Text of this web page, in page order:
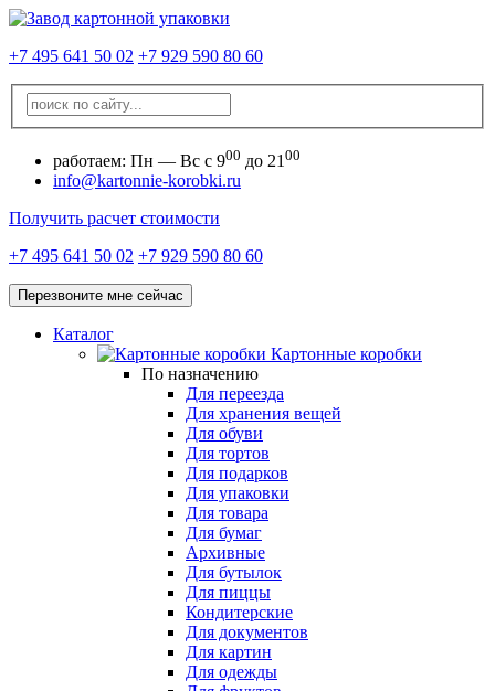
+7 495 641 50 02 +7 929 590 80 60
работаем: Пн — Вс с 900 до 21 00
info@kartonnie-korobki.ru
Получить расчет стоимости
+7 495 641 50 02 +7 929 590 80 60
Перезвоните мне сейчас
Каталог
Картонные коробки
По назначению
Для переезда
Для хранения вещей
Для обуви
Для тортов
Для подарков
Для упаковки
Для товара
Для бумаг
Архивные
Для бутылок
Для пиццы
Кондитерские
Для документов
Для картин
Для одежды